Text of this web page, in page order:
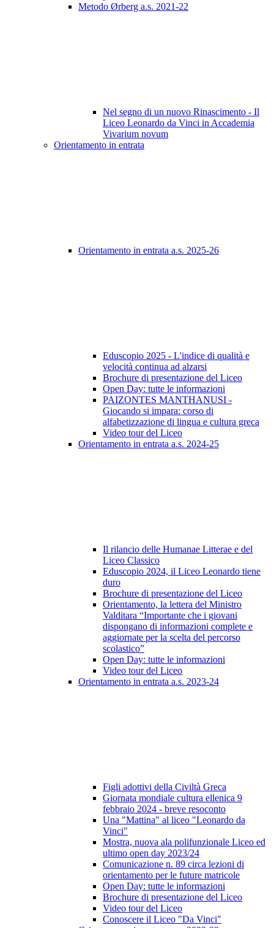
Metodo Ørberg a.s. 2021-22
Nel segno di un nuovo Rinascimento - Il
Liceo Leonardo da Vinci in Accademia
Vivarium novum
Orientamento in entrata
Orientamento in entrata a.s. 2025-26
Eduscopio 2025 - L'indice di qualità e
velocità continua ad alzarsi
Brochure di presentazione del Liceo
Open Day: tutte le informazioni
PAIZONTES MANTHANUSI -
Giocando si impara: corso di
alfabetizzazione di lingua e cultura greca
Video tour del Liceo
Orientamento in entrata a.s. 2024-25
Il rilancio delle Humanae Litterae e del
Liceo Classico
Eduscopio 2024, il Liceo Leonardo tiene
duro
Brochure di presentazione del Liceo
Orientamento, la lettera del Ministro
Valditara “Importante che i giovani
dispongano di informazioni complete e
aggiornate per la scelta del percorso
scolastico”
Open Day: tutte le informazioni
Video tour del Liceo
Orientamento in entrata a.s. 2023-24
Figli adottivi della Civiltà Greca
Giornata mondiale cultura ellenica 9
febbraio 2024 - breve resoconto
Una "Mattina" al liceo "Leonardo da
Vinci"
Mostra, nuova ala polifunzionale Liceo ed
ultimo open day 2023/24
Comunicazione n. 89 circa lezioni di
orientamento per le future matricole
Open Day: tutte le informazioni
Brochure di presentazione del Liceo
Video tour del Liceo
Conoscere il Liceo "Da Vinci"